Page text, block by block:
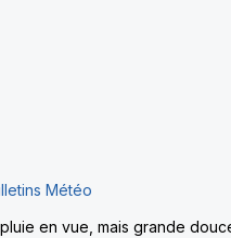
Météo
en vue, mais grande